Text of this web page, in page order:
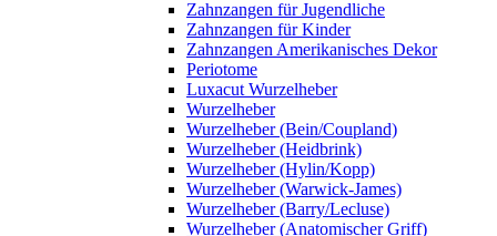
Zahnzangen für Jugendliche
Zahnzangen für Kinder
Zahnzangen Amerikanisches Dekor
Periotome
Luxacut Wurzelheber
Wurzelheber
Wurzelheber (Bein/Coupland)
Wurzelheber (Heidbrink)
Wurzelheber (Hylin/Kopp)
Wurzelheber (Warwick-James)
Wurzelheber (Barry/Lecluse)
Wurzelheber (Anatomischer Griff)